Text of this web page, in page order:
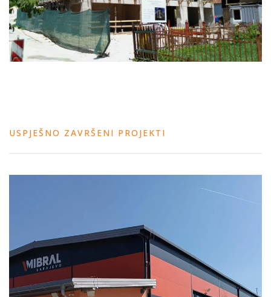
USPJEŠNO ZAVRŠENI PROJEKTI